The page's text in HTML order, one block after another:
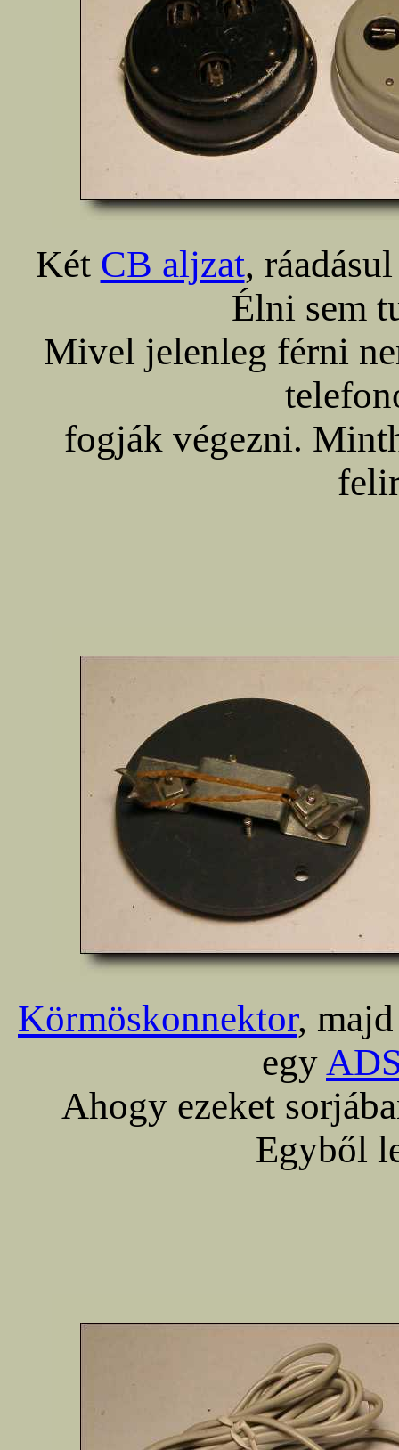
Két CB aljzat,
Élni sem
Mivel jelenleg férni
fogják végezni.
Körmöskonnektor,
egy
Ahogy ezeket
Egyből